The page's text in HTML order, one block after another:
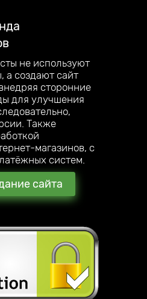
не используют
а создают сайт
сторонние
для улучшения
Также
магазинов, с
систем.
сайта